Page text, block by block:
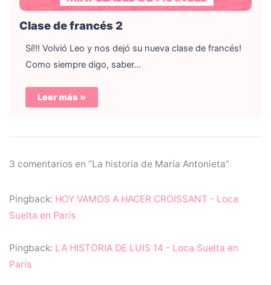
Clase de francés 2
Sí!!! Volvió Leo y nos dejó su nueva clase de francés!
Como siempre digo, saber…
Leer más »
3 comentarios en “La historia de María Antonieta”
Pingback: HOY VAMOS A HACER CROISSANT - Loca
Suelta en París
Pingback: LA HISTORIA DE LUIS 14 - Loca Suelta en
París